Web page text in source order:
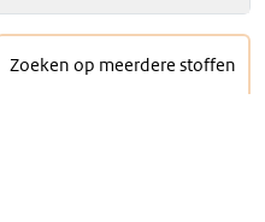
Zoeken op meerdere stoffen